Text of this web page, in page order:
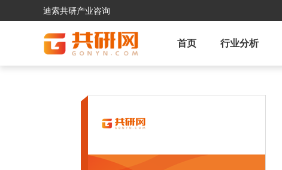
迪索共研产业咨询
首页 行业分析